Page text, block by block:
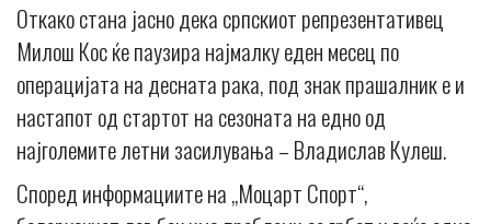
Откако стана јасно дека српскиот репрезентативец
Милош Кос ќе паузира најмалку еден месец по
операцијата на десната рака, под знак прашалник е и
настапот од стартот на сезоната на едно од
најголемите летни засилувања – Владислав Кулеш.
Според информациите на „Моцарт Спорт“,